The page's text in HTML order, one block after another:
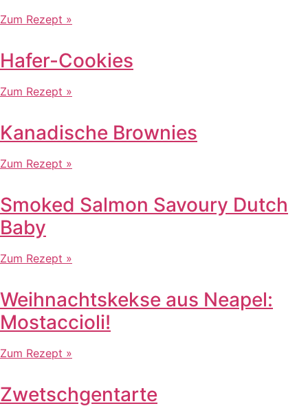
Zum Rezept »
Hafer-Cookies
Zum Rezept »
Kanadische Brownies
Zum Rezept »
Smoked Salmon Savoury Dutch
Baby
Zum Rezept »
Weihnachtskekse aus Neapel:
Mostaccioli!
Zum Rezept »
Zwetschgentarte